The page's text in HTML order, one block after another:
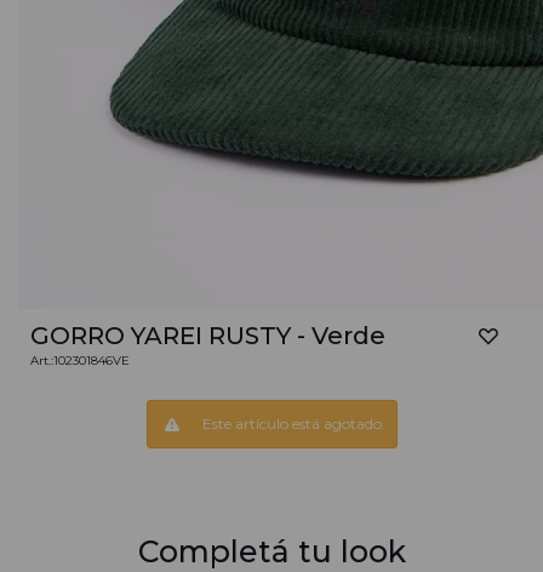
GORRO YAREI RUSTY - Verde
102301846VE
Este artículo está agotado.
Completá tu look